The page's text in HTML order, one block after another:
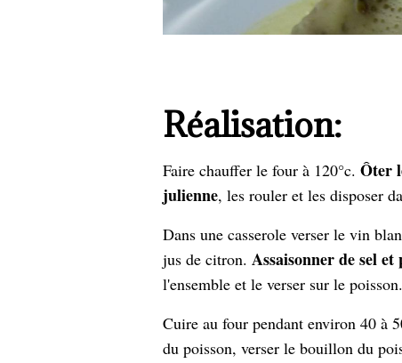
Réalisation:
Faire chauffer le four à 120°c. Ôter
julienne, les rouler et les disposer
Dans une casserole verser le vin
jus de citron. Assaisonner de sel
l'ensemble et le verser sur le poisson.
Cuire au four pendant environ 40 à
du poisson, verser le bouillon du